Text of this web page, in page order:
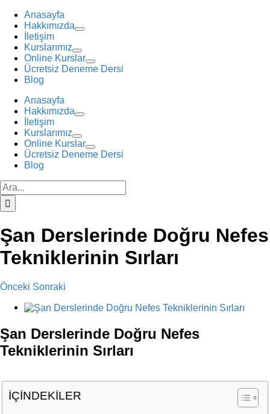
Anasayfa
Hakkımızda
İletişim
Kurslarımız
Online Kurslar
Ücretsiz Deneme Dersi
Blog
Anasayfa
Hakkımızda
İletişim
Kurslarımız
Online Kurslar
Ücretsiz Deneme Dersi
Blog
Ara:
Şan Derslerinde Doğru Nefes
Tekniklerinin Sırları
Önceki Sonraki
View
Image
Şan Derslerinde Doğru Nefes
Tekniklerinin Sırları
İÇİNDEKİLER